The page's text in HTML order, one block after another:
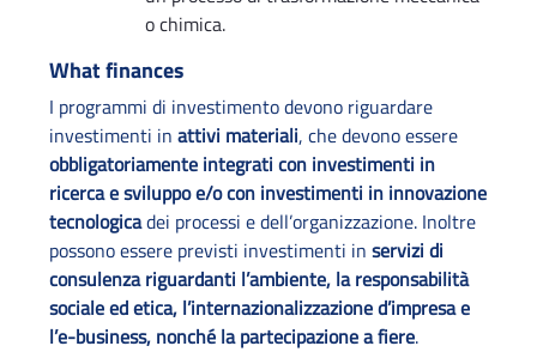
o chimica.
What finances
I programmi di investimento devono riguardare
investimenti in attivi materiali, che devono essere
obbligatoriamente integrati con investimenti in
ricerca e sviluppo e/o con investimenti in innovazione
tecnologicadei processi e dell’organizzazione. Inoltre
possono essere previsti investimenti in servizi di
consulenza riguardanti l’ambiente, la responsabilità
sociale ed etica, l’internazionalizzazione d’impresa e
l’e-business, nonché la partecipazione a fiere.